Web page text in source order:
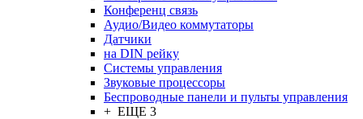
Конференц связь
Аудио/Видео коммутаторы
Датчики
на DIN рейку
Системы управления
Звуковые процессоры
Беспроводные панели и пульты управления
+ ЕЩЕ 3